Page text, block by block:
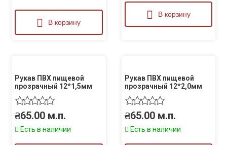
В корзину
В корзину
Рукав ПВХ пищевой
прозрачный 12*1,5мм
₴65.00 м.п.
Есть в наличии
Рукав ПВХ пищевой
прозрачный 12*2,0мм
₴65.00 м.п.
Есть в наличии